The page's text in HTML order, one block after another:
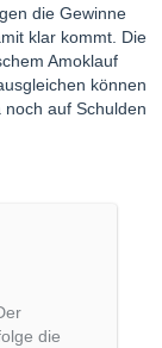
die Gewinne
klar kommt. Die
Amoklauf
können
auf Schulden
die